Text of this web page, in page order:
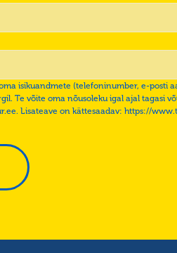
isikuandmete (telefoninumber, e-posti
Te võite oma nõusoleku igal ajal tagasi
Lisateave on kättesaadav: https://